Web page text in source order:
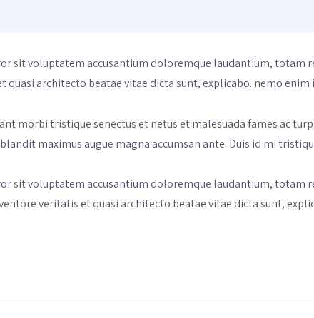
sit voluptatem accusantium doloremque laudantium, totam
quasi architecto beatae vitae dicta sunt, explicabo. nemo
morbi tristique senectus et netus et malesuada fames ac
maximus augue magna accumsan ante. Duis id mi
sit voluptatem accusantium doloremque laudantium, totam
veritatis et quasi architecto beatae vitae dicta sunt,